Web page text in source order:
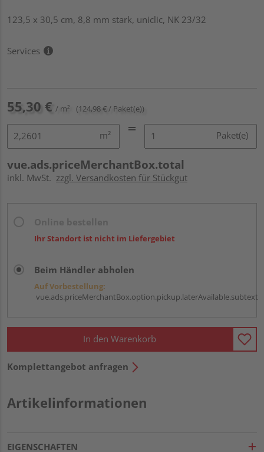
123,5 x 30,5 cm, 8,8 mm stark, uniclic, NK 23/32
Services
55,30 € / m² (124,98 € / Paket(e))
m² Paket(e)
vue.ads.priceMerchantBox.total
inkl. MwSt. zzgl. Versandkosten für Stückgut
Ihr Standort ist nicht im Liefergebiet
Beim Händler abholen
Auf Vorbestellung:
vue.ads.priceMerchantBox.option.pickup.laterAvailable.subtext
In den Warenkorb
Komplettangebot anfragen
Artikelinformationen
EIGENSCHAFTEN